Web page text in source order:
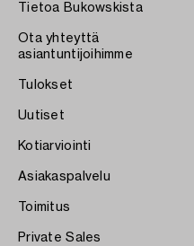
Tietoa Bukowskista
Ota yhteyttä
asiantuntijoihimme
Tulokset
Uutiset
Kotiarviointi
Asiakaspalvelu
Toimitus
Private Sales